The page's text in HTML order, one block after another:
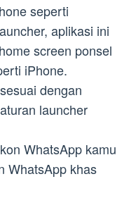
seperti
aplikasi ini
screen ponsel
iPhone.
dengan
launcher
WhatsApp kamu
WhatsApp khas